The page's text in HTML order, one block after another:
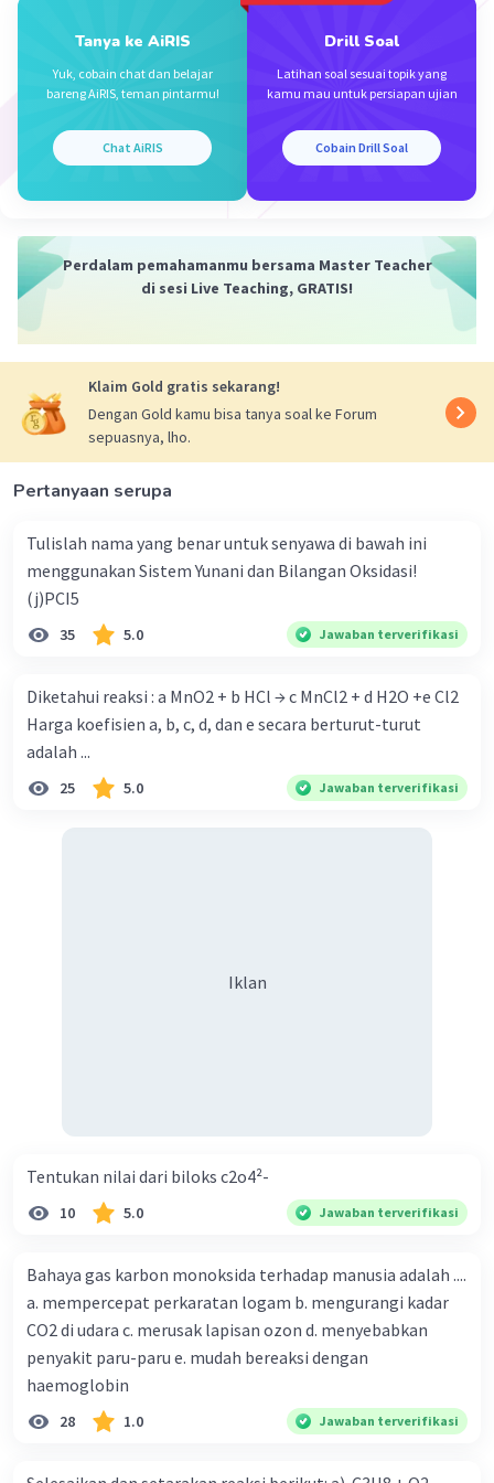
Beri Rating·0.0
Tanya ke AiRIS
Yuk, cobain chat dan belajar
bareng AiRIS, teman pintarmu!
Chat AiRIS
Drill Soal
Latihan soal sesuai topik yang
kamu mau untuk persiapan ujian
Cobain Drill Soal
Perdalam pemahamanmu bersama Master Teacher
di sesi Live Teaching, GRATIS!
Klaim Gold gratis sekarang!
Dengan Gold kamu bisa tanya soal ke Forum
sepuasnya, lho.
Pertanyaan serupa
Tulislah nama yang benar untuk senyawa di bawah ini
menggunakan Sistem Yunani dan Bilangan Oksidasi!
(j)PCI5
35 5.0 Jawaban terverifikasi
Diketahui reaksi : a MnO2 + b HCl → c MnCl2 + d H2O +e Cl2
Harga koefisien a, b, c, d, dan e secara berturut-turut
adalah ...
25 5.0 Jawaban terverifikasi
Iklan
Tentukan nilai dari biloks c2o4²-
10 5.0 Jawaban terverifikasi
Bahaya gas karbon monoksida terhadap manusia adalah ....
a. mempercepat perkaratan logam b. mengurangi kadar
CO2 di udara c. merusak lapisan ozon d. menyebabkan
penyakit paru-paru e. mudah bereaksi dengan
haemoglobin
28 1.0 Jawaban terverifikasi